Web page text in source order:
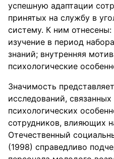
успешную адаптации
принятых на службу в
систему. К ним
изучение в период
знаний; внутренняя
психологические
Значимость
исследований,
психологических
сотрудников, влияющих
Отечественный
(1998) справедливо